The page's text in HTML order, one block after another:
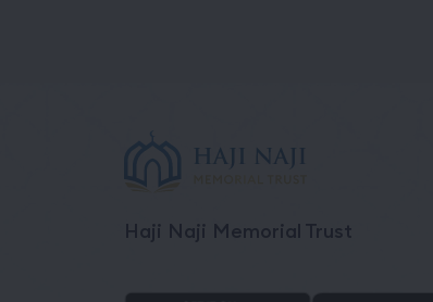
Haji Naji Memorial Trust